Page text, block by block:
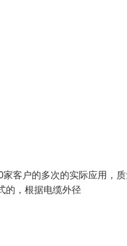
客户的多次的实际应用，
的，根据电缆外径